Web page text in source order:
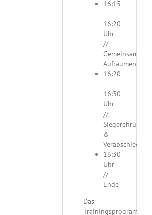
16:15
–
16:20
Uhr
//
Gemeinsames
Aufräumen
16:20
–
16:30
Uhr
//
Siegerehrung
&
Verabschiedung
16:30
Uhr
//
Ende
Das
Trainingsprogramm